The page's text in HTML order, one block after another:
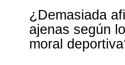
¿Demasiada
ajenas según
moral